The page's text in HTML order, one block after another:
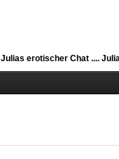
Julias erotischer Chat ....